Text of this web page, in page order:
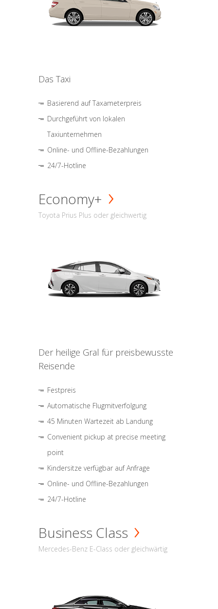
Das Taxi
Basierend auf Taxameterpreis
Durchgeführt von lokalen
Taxiunternehmen
Online- und Offline-Bezahlungen
24/7-Hotline
Economy+
Toyota Prius Plus oder gleichwertig
Der heilige Gral für preisbewusste
Reisende
Festpreis
Automatische Flugmitverfolgung
45 Minuten Wartezeit ab Landung
Convenient pickup at precise meeting
point
Kindersitze verfügbar auf Anfrage
Online- und Offline-Bezahlungen
24/7-Hotline
Business Class
Mercedes-Benz E-Class oder gleichwärtig